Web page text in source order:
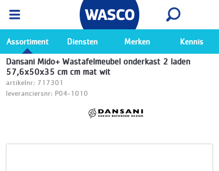
Ga naar de Wasco app
Bekijk
Assortiment Diensten Merken Kennis
Dansani Mido+ Wastafelmeubel onderkast 2 laden
57,6x50x35 cm cm mat wit
artikelnr: 717301
leveranciersnr: P04-1010